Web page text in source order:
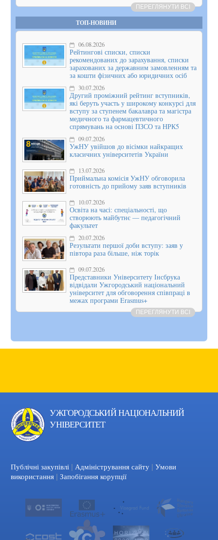
ПЕРЕГЛЯНУТИ ВСІ
ТОП-НОВИНИ
06.08.2026
Рейтингові списки, списки
рекомендованих до зарахування, списки
зарахованих за державним замовленням та
за кошти фізичних або юридичних осіб
30.07.2026
Другий проміжний рейтинг вступників,
які беруть участь у широкому конкурсі для
вступу за ступенем бакалавра та магістра
медичного та фармацевтичного
спрямувань на основі ПЗСО та НРК5
09.07.2026
УжНУ увійшов до вісімки найкращих
класичних університетів України
13.07.2026
Приймальна комісія УжНУ обговорила
готовність до прийому заяв вступників
10.07.2026
Освіта на часі: спеціальності, що
створюють майбутнє — педагогічний
факультет
20.07.2026
Результати першої доби вступу: заяв у
півтора раза більше, ніж торік
09.07.2026
Представники Університету Інсбрука
відвідали Ужгородський національний
університет для обговорення співпраці в
межах програми Erasmus+
ПЕРЕГЛЯНУТИ ВСІ
УЖГОРОДСЬКИЙ НАЦІОНАЛЬНИЙ
УНІВЕРСИТЕТ
Facebook
Публічні закупівлі | Адміністрування сайту | Умови
використання | Запобігання корупції